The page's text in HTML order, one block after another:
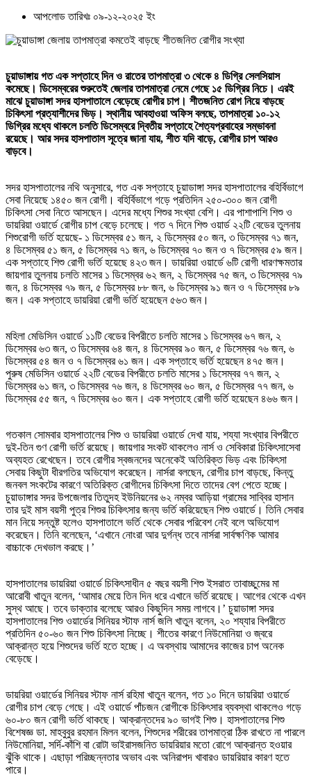
আপলোড তারিখঃ ০৯-১২-২০২৫ ইং
চুয়াডাঙ্গায় গত এক সপ্তাহে দিন ও রাতের তাপমাত্রা ৩ থেকে ৪ ডিগ্রি সেলসিয়াস
কমেছে। ডিসেম্বরের শুরুতেই জেলার তাপমাত্রা নেমে গেছে ১৫ ডিগ্রির নিচে। এরই
মাঝে চুয়াডাঙ্গা সদর হাসপাতালে বেড়েছে রোগীর চাপ। শীতজনিত রোগ নিয়ে বাড়ছে
চিকিৎসা প্রত্যাশীদের ভিড়। স্থানীয় আবহাওয়া অফিস বলছে, তাপমাত্রা ১০-১২
ডিগ্রির মধ্যে থাকলে চলতি ডিসেম্বরে দ্বিতীয় সপ্তাহে শৈত্যপ্রবাহের সম্ভাবনা
রয়েছে। আর সদর হাসপাতাল সূত্রে জানা যায়, শীত যদি বাড়ে, রোগীর চাপ আরও
বাড়বে।
সদর হাসপাতালের নথি অনুসারে, গত এক সপ্তাহে চুয়াডাঙ্গা সদর হাসপাতালের বহির্বিভাগে
সেবা নিয়েছে ১৪৫০ জন রোগী। বহির্বিভাগে গড়ে প্রতিদিন ২৫০-৩০০ জন রোগী
চিকিৎসা সেবা নিতে আসছেন। এদের মধ্যে শিশুর সংখ্যা বেশি। এর পাশাপাশি শিশু ও
ডায়রিয়া ওয়ার্ডে রোগীর চাপ বেড়ে চলেছে। গত ৭ দিনে শিশু ওয়ার্ড ২২টি বেডের তুলনায়
শিশুরোগী ভর্তি হয়েছে- ১ ডিসেম্বর ৫১ জন, ২ ডিসেম্বর ৫০ জন, ৩ ডিসেম্বর ৭১ জন,
৪ ডিসেম্বর ৫১ জন, ৫ ডিসেম্বর ৭১ জন, ৬ ডিসেম্বর ৭০ জন ও ৭ ডিসেম্বর ৫৯ জন।
এক সপ্তাহে শিশু রোগী ভর্তি হয়েছে ৪২৩ জন। ডায়রিয়া ওয়ার্ডে ৬টি রোগী ধারণক্ষমতার
জায়গার তুলনায় চলতি মাসের ১ ডিসেম্বর ৬২ জন, ২ ডিসেম্বর ৭৫ জন, ৩ ডিসেম্বর ৭৯
জন, ৪ ডিসেম্বর ৭৯ জন, ৫ ডিসেম্বর ৮৮ জন, ৬ ডিসেম্বর ৯১ জন ও ৭ ডিসেম্বর ৮৯
জন। এক সপ্তাহে ডায়রিয়া রোগী ভর্তি হয়েছেন ৫৬৩ জন।
মহিলা মেডিসিন ওয়ার্ডে ১১টি বেডের বিপরীতে চলতি মাসের ১ ডিসেম্বর ৬৭ জন, ২
ডিসেম্বর ৬৩ জন, ৩ ডিসেম্বর ৬৪ জন, ৪ ডিসেম্বর ৯০ জন, ৫ ডিসেম্বর ৭৬ জন, ৬
ডিসেম্বর ৫৪ জন ও ৭ ডিসেম্বর ৬১ জন। এক সপ্তাহে ভর্তি হয়েছেন ৪৭৫ জন।
পুরুষ মেডিসিন ওয়ার্ডে ২২টি বেডের বিপরীতে চলতি মাসের ১ ডিসেম্বর ৭৭ জন, ২
ডিসেম্বর ৬১ জন, ৩ ডিসেম্বর ৭৬ জন, ৪ ডিসেম্বর ৬০ জন, ৫ ডিসেম্বর ৭৭ জন, ৬
ডিসেম্বর ৫৫ জন, ৭ ডিসেম্বর ৬০ জন। এক সপ্তাহে রোগী ভর্তি হয়েছেন ৪৬৬ জন।
গতকাল সোমবার হাসপাতালের শিশু ও ডায়রিয়া ওয়ার্ডে দেখা যায়, শয্যা সংখ্যার বিপরীতে
দুই-তিন গুণ রোগী ভর্তি রয়েছে। জায়গার সংকট থাকলেও নার্স ও সেবিকারা চিকিৎসাসেবা
অব্যহত রেখেছেন। তবে রোগীর স্বজনদের অনেকেই অতিরিক্ত ভিড় এবং চিকিৎসা
সেবায় কিছুটা ধীরগতির অভিযোগ করেছেন। নার্সরা বলছেন, রোগীর চাপ বাড়ছে, কিন্তু
জনবল সংকটের কারণে অতিরিক্ত রোগীদের চিকিৎসা দিতে তাদের বেগ পেতে হচ্ছে।
চুয়াডাঙ্গার সদর উপজেলার তিতুদহ ইউনিয়নের ৬২ নম্বর আড়িয়া গ্রামের সাব্বির হাসান
তার দুই মাস বয়সী পুত্র শিশুর চিকিৎসার জন্য ভর্তি করিয়েছেন শিশু ওয়ার্ডে। তিনি সেবার
মান নিয়ে সন্তুষ্ট হলেও হাসপাতালে ভর্তি থেকে সেবার পরিবেশ নেই বলে অভিযোগ
করেছেন। তিনি বলেছেন, ‘এখানে নোংরা আর দুর্গন্ধ তবে নার্সরা সার্বক্ষণিক আমার
বাচ্চাকে দেখভাল করছে।’
হাসপাতালের ডায়রিয়া ওয়ার্ডে চিকিৎসাধীন ৫ বছর বয়সী শিশু ইসরাত তাবাচ্ছুমের মা
আরোবী খাতুন বলেন, ‘আমার মেয়ে তিন দিন ধরে এখানে ভর্তি রয়েছে। আগের থেকে এখন
সুস্থ আছে। তবে ডাক্তার বলেছে আরও কিছুদিন সময় লাগবে।’ চুয়াডাঙ্গা সদর
হাসপাতালের শিশু ওয়ার্ডের সিনিয়র স্টাফ নার্স জলি খাতুন বলেন, ২০ শয্যার বিপরীতে
প্রতিদিন ৫০-৬০ জন শিশু চিকিৎসা নিচ্ছে। শীতের কারণে নিউমোনিয়া ও জ্বরে
আক্রান্ত হয়ে শিশুদের ভর্তি হতে হচ্ছে। এ অবস্থায় আমাদের কাজের চাপ অনেক
বেড়েছে।
ডায়রিয়া ওয়ার্ডের সিনিয়র স্টাফ নার্স রহিমা খাতুন বলেন, গত ১০ দিনে ডায়রিয়া ওয়ার্ডে
রোগীর চাপ বেড়ে গেছে। এই ওয়ার্ডে পাঁচজন রোগীকে চিকিৎসার ব্যবস্থা থাকলেও গড়ে
৬০-৮০ জন রোগী ভর্তি থাকছে। আক্রান্তদের ৯০ ভাগই শিশু। হাসপাতালের শিশু
বিশেষজ্ঞ ডা. মাহবুবুর রহমান মিলন বলেন, শিশুদের শরীরের তাপমাত্রা ঠিক রাখতে না পারলে
নিউমোনিয়া, সর্দি-কাঁশি বা রোটা ভাইরাসজনিত ডায়রিয়ার মতো রোগে আক্রান্ত হওয়ার
ঝুঁকি থাকে। এছাড়া পরিচ্ছন্নতার অভাব এবং অনিরাপদ খাবারও ডায়রিয়ার কারণ হতে
পারে।